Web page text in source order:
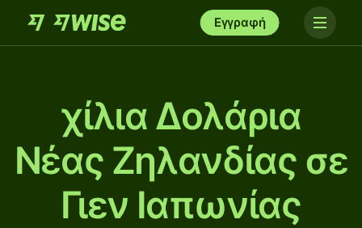
Εγγραφή
χίλια Δολάρια
Νέας Ζηλανδίας σε
Γιεν Ιαπωνίας